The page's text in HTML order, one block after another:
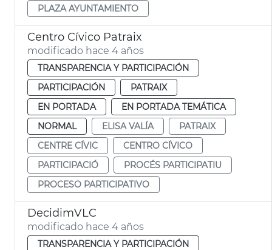
PLAZA AYUNTAMIENTO
Centro Cívico Patraix
modificado hace 4 años
TRANSPARENCIA Y PARTICIPACIÓN
PARTICIPACIÓN
PATRAIX
EN PORTADA
EN PORTADA TEMÁTICA
NORMAL
ELISA VALÍA
PATRAIX
CENTRE CÍVIC
CENTRO CÍVICO
PARTICIPACIÓ
PROCÉS PARTICIPATIU
PROCESO PARTICIPATIVO
DecidimVLC
modificado hace 4 años
TRANSPARENCIA Y PARTICIPACIÓN